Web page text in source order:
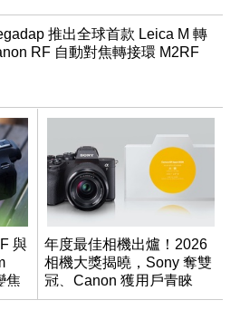
推出全球首款 Leica M 轉
RF 自動對焦轉接環 M2RF
與
焦
年度最佳相機出爐！2026
相機大獎揭曉，Sony 奪雙
冠、Canon 獲用戶青睞